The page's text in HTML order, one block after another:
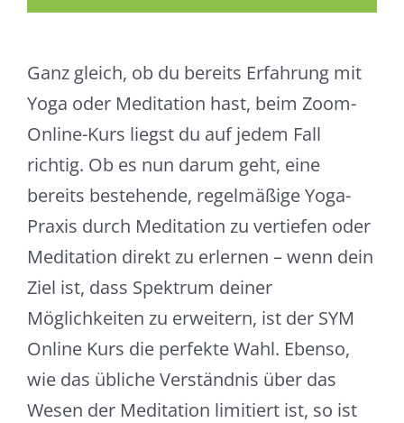
Ganz gleich, ob du bereits Erfahrung mit
Yoga oder Meditation hast, beim Zoom-
Online-Kurs liegst du auf jedem Fall
richtig. Ob es nun darum geht, eine
bereits bestehende, regelmäßige Yoga-
Praxis durch Meditation zu vertiefen oder
Meditation direkt zu erlernen – wenn dein
Ziel ist, dass Spektrum deiner
Möglichkeiten zu erweitern, ist der SYM
Online Kurs die perfekte Wahl. Ebenso,
wie das übliche Verständnis über das
Wesen der Meditation limitiert ist, so ist